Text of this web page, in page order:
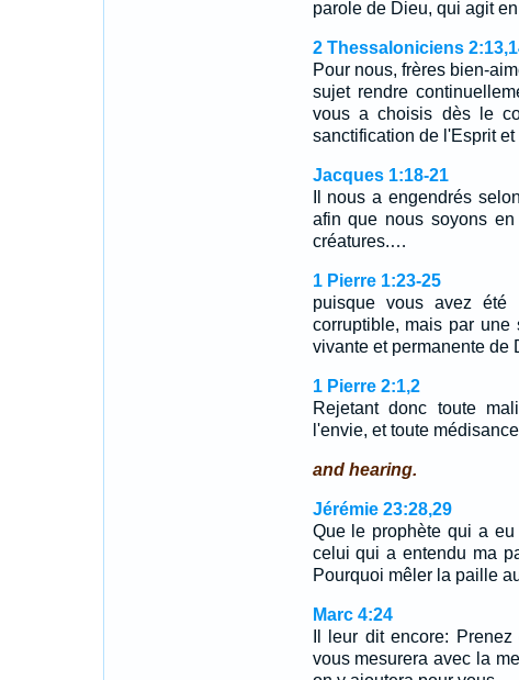
parole de Dieu, qui agit
2 Thessaloniciens
Pour nous, frères bien-
sujet rendre
vous a choisis dès le
sanctification de l'Esprit
Jacques 1:18-21
Il nous a engendrés
afin que nous soyons
créatures.…
1 Pierre 1:23-25
puisque vous avez été
corruptible, mais par une
vivante et permanente de
1 Pierre 2:1,2
Rejetant donc toute
l'envie, et toute
and hearing.
Jérémie 23:28,29
Que le prophète qui a
celui qui a entendu ma
Pourquoi mêler la paille
Marc 4:24
Il leur dit encore:
vous mesurera avec la